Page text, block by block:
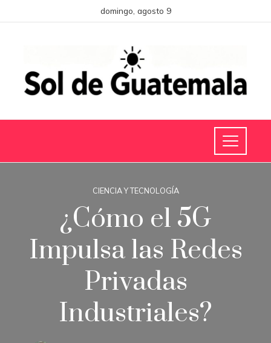
domingo, agosto 9
CIENCIA Y TECNOLOGÍA
¿Cómo el 5G
Impulsa las Redes
Privadas
Industriales?